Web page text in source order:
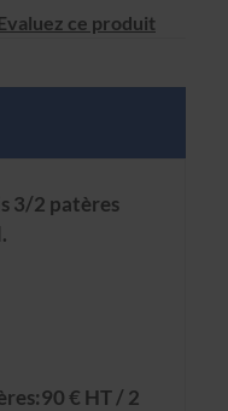
ce produit
3/2 patères
€ HT / 2